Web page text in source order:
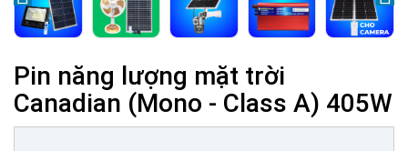
Pin năng lượng mặt trời
Canadian (Mono - Class A) 405W